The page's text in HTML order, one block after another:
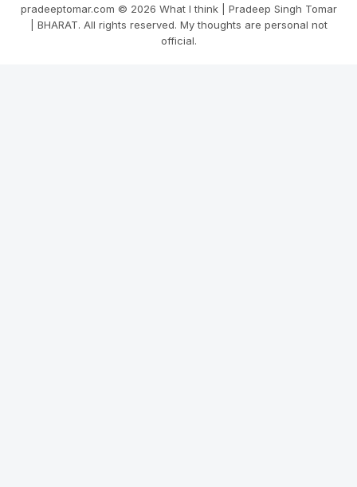
pradeeptomar.com © 2026 What I think | Pradeep Singh Tomar
| BHARAT. All rights reserved. My thoughts are personal not
official.